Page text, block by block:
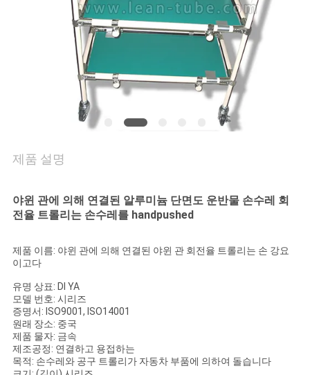
케
이
스
조
회
를
제품 설명
야윈 관에 의해 연결된 알루미늄 단면도 운반물 손수레 회
전율 트롤리는 손수레를 handpushed
제품 이름: 야윈 관에 의해 연결된 야윈 관 회전율 트롤리는 손 강요
이고다
유명 상표: DI YA
모델 번호: 시리즈
증명서: ISO9001, ISO14001
원래 장소: 중국
제품 물자: 금속
제조공정: 연결하고 용접하는
목적: 손수레와 공구 트롤리가 자동차 부품에 의하여 돌습니다